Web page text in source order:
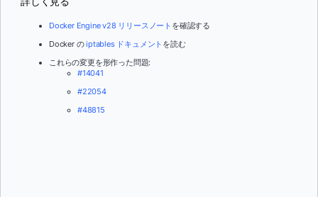
Docker Engine v28 リリースノート を確認する
Docker のiptables ドキュメント を読む
これらの変更を形作った問題:
#14041
#22054
#48815